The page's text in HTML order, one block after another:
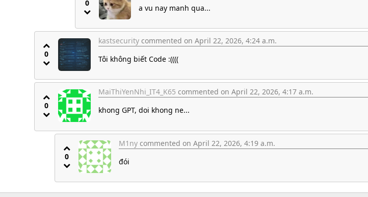
0
a vu nay manh qua...
0
kastsecurity commented on April 22, 2026, 4:24 a.m.
Tôi không biết Code :((((
0
MaiThiYenNhi_IT4_K65 commented on April 22, 2026, 4:17 a.m.
khong GPT, doi khong ne...
0
M1ny commented on April 22, 2026, 4:19 a.m.
đói